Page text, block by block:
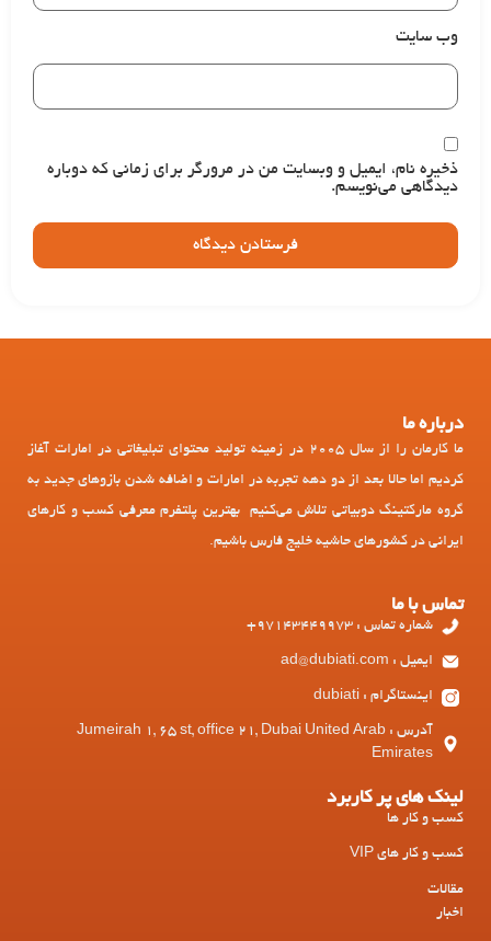
وب‌ سایت
ذخیره نام، ایمیل و وبسایت من در مرورگر برای زمانی که دوباره
دیدگاهی می‌نویسم.
درباره ما
ما کارمان را از سال 2005 در زمینه تولید محتوای تبلیغاتی در امارات آغاز
کردیم اما حالا بعد از دو دهه تجربه در امارات و اضافه شدن بازوهای جدید به
گروه مارکتینگ دوبیاتی تلاش می‌کنیم بهترین پلتفرم معرفی کسب و کارهای
ایرانی در کشورهای حاشیه خلیج فارس باشیم.
تماس با ما
شماره تماس : 97143449973+
ایمیل : ad@dubiati.com
اینستاگرام : dubiati
آدرس : Jumeirah 1, 65 st, office 21, Dubai United Arab
Emirates
لینک های پر کاربرد
کسب و کار ها
کسب و کار های VIP
مقالات
اخبار